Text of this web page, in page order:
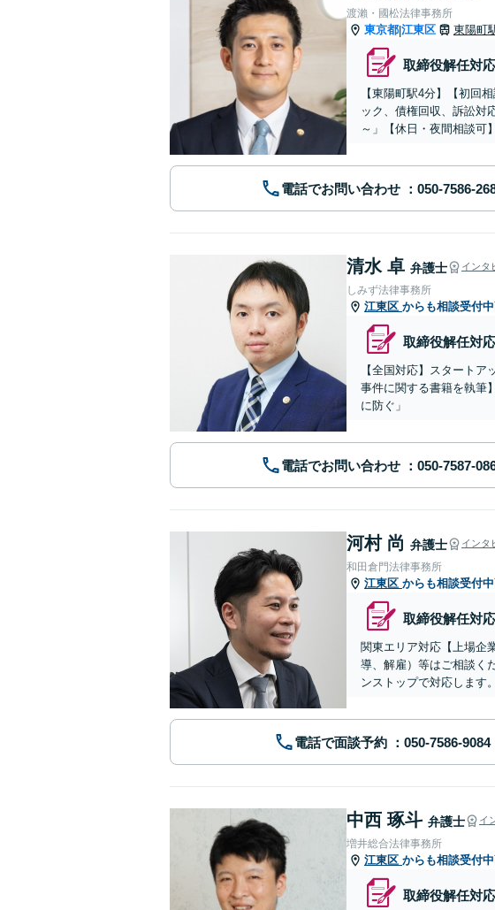
渡瀨・國松法律事務所
東京都|江東区 東陽町
取締役解任対応
【東陽町駅4分】【初回
ック、債権回収、訴訟対
～」【休日・夜間相談可】
電話でお問い合わせ
清水 卓 弁護士 インタ
しみず法律事務所
江東区 からも相談受付中
取締役解任対応
【全国対応】スタート
事件に関する書籍を執筆
に防ぐ」
電話でお問い合わせ
河村 尚 弁護士 インタ
和田倉門法律事務所
江東区 からも相談受付中
取締役解任対応
関東エリア対応【上場企
導、解雇）等はご相談く
ンストップで対応します。
電話で面談予約
中西 琢斗 弁護士 イ
増井総合法律事務所
江東区 からも相談受付中
取締役解任対応